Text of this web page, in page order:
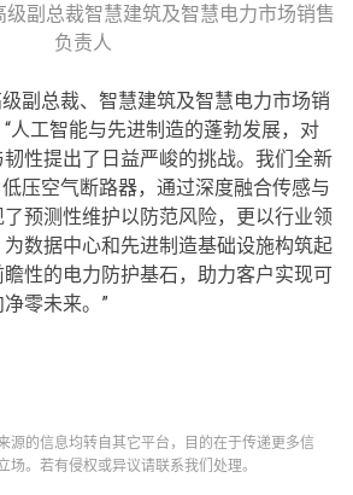
级副总裁智慧建筑及智慧电力市场销售
负责人
副总裁、智慧建筑及智慧电力市场销
人工智能与先进制造的蓬勃发展，对
性提出了日益严峻的挑战。我们全新
低压空气断路器，通过深度融合传感与
预测性维护以防范风险，更以行业领
数据中心和先进制造基础设施构筑起
性的电力防护基石，助力客户实现可
零未来。”
源的信息均转自其它平台，目的在于传递更多信
场。若有侵权或异议请联系我们处理。